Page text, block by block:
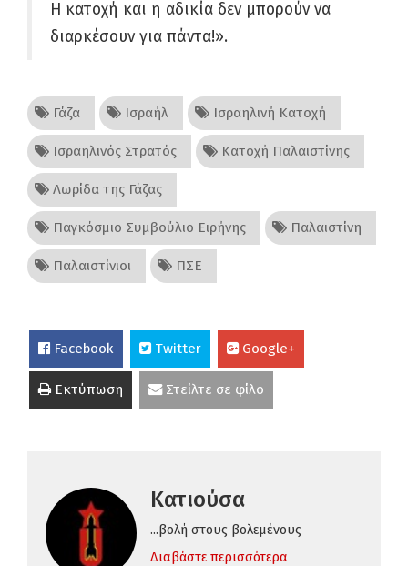
Η κατοχή και η αδικία δεν μπορούν να
διαρκέσουν για πάντα!».
Γάζα Ισραήλ Ισραηλινή Κατοχή
Ισραηλινός Στρατός Κατοχή Παλαιστίνης
Λωρίδα της Γάζας
Παγκόσμιο Συμβούλιο Ειρήνης Παλαιστίνη
Παλαιστίνιοι ΠΣΕ
Facebook Twitter Google+
Εκτύπωση Στείλτε σε φίλο
Κατιούσα
...βολή στους βολεμένους
Διαβάστε περισσότερα